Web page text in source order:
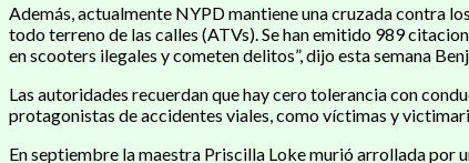
Además, actualmente NYPD mantiene una cruzada contra
todo terreno de las calles (ATVs). Se han emitido 989
en scooters ilegales y cometen delitos”, dijo esta semana
Las autoridades recuerdan que hay cero tolerancia con
protagonistas de accidentes viales, como víctimas y
En septiembre la maestra Priscilla Loke murió arrollada por